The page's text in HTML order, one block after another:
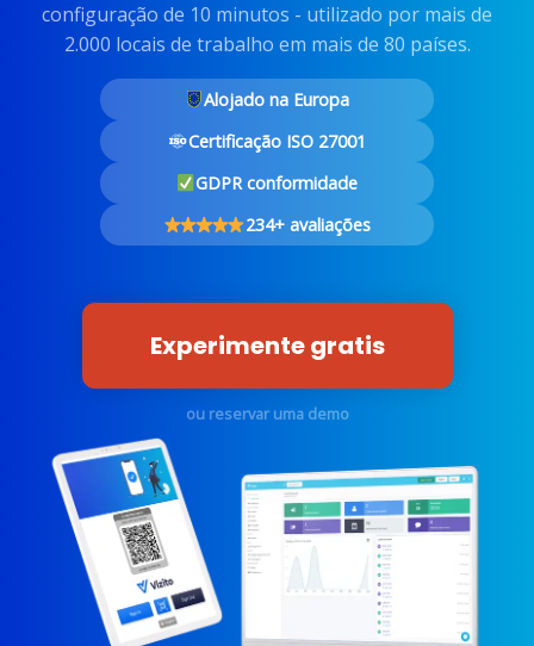
configuração de 10 minutos - utilizado por mais de
2.000 locais de trabalho em mais de 80 países.
Alojado na Europa
Certificação ISO 27001
GDPR conformidade
234+ avaliações
Experimente gratis
ou reservar uma demo